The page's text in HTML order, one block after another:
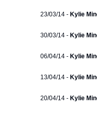
23/03/14 - Kylie
30/03/14 - Kylie
06/04/14 - Kylie
13/04/14 - Kylie
20/04/14 - Kylie